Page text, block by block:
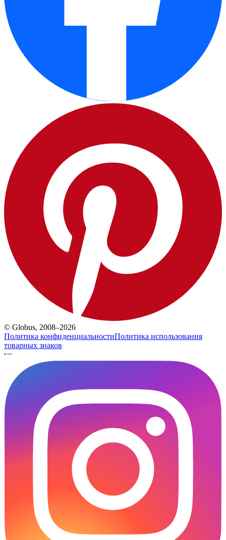
© Globus, 2008–2026
Политика конфиденциальностиПолитика использования
товарных знаков